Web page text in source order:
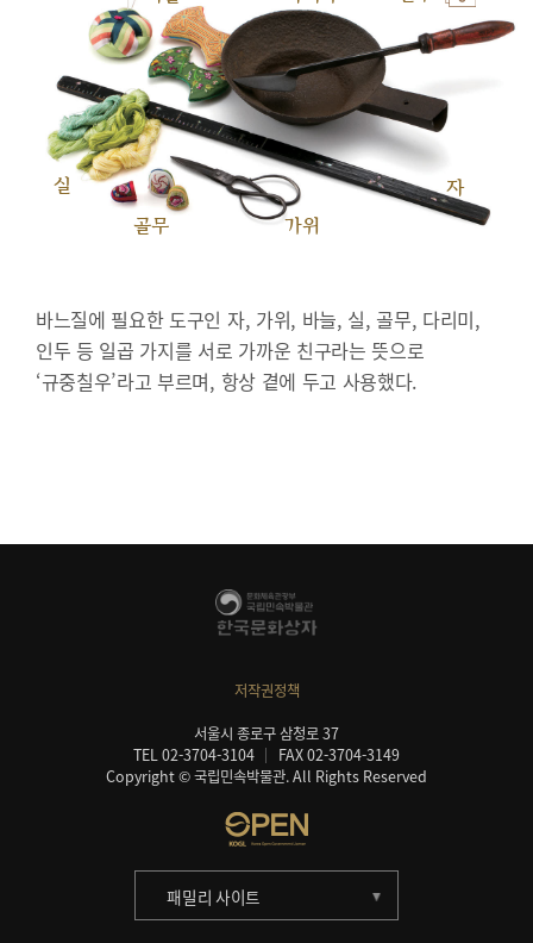
실
골무
가위
자
바느질에 필요한 도구인 자, 가위, 바늘, 실, 골무, 다리미,
인두 등 일곱 가지를 서로 가까운 친구라는 뜻으로
‘규중칠우’라고 부르며, 항상 곁에 두고 사용했다.
저작권정책
서울시 종로구 삼청로 37
TEL 02-3704-3104
FAX 02-3704-3149
Copyright © 국립민속박물관. All Rights Reserved
패밀리 사이트